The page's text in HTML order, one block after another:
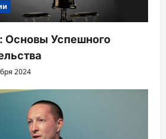
Основы Успешного
2024